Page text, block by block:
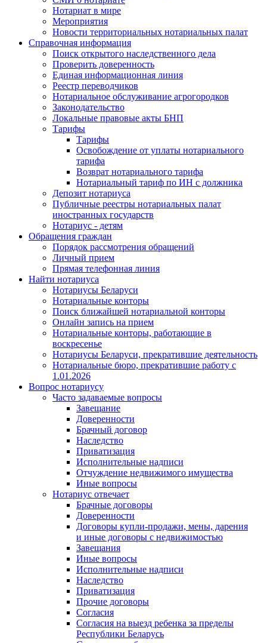
Нотариат в мире
Мероприятия
Новости территориальных нотариальных палат
Справочная информация
Поиск открытого наследственного дела
Проверить доверенность
Единая информационная линия
Реестр переводчиков
Нотариальное обслуживание агрогородков
Законодательство
Локальные правовые акты БНП
Тарифы
Тарифы
Освобождение от уплаты нотариального
тарифа
Возврат нотариального тарифа
Нотариальный тариф по ИН с должника
Депозит нотариуса
Публичные реестры нотариальных палат
иностранных государств
Нотариус - детям
Обращения граждан
Порядок рассмотрения обращений
Личный прием
Прямая телефонная линия
Найти нотариуса
Нотариусы Беларуси
Нотариальные конторы
Поиск ближайшей нотариальной конторы
Онлайн запись на прием
Нотариальные конторы, работающие в
воскресенье
Нотариусы Беларуси, прекратившие деятельность
Нотариальные бюро, прекратившие работу с
1.01.2026
Вопрос нотариусу
Часто задаваемые вопросы
Завещание
Доверенности
Брачный договор
Наследство
Приватизация
Исполнительные надписи
Отчуждение недвижимого имущества
Иные вопросы
Нотариус отвечает
Брачные договоры
Доверенности
Договоры купли-продажи, мены, дарения
и иные договоры с недвижимостью
Завещания
Иные вопросы
Исполнительные надписи
Наследство
Приватизация
Прочие договоры
Согласия
Согласия на выезд ребенка за пределы
Республики Беларусь